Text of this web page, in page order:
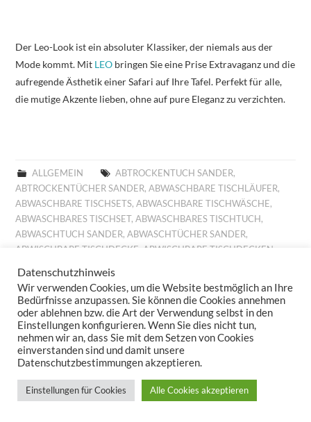
Der Leo-Look ist ein absoluter Klassiker, der niemals aus der
Mode kommt. Mit LEO bringen Sie eine Prise Extravaganz und die
aufregende Ästhetik einer Safari auf Ihre Tafel. Perfekt für alle,
die mutige Akzente lieben, ohne auf pure Eleganz zu verzichten.
ALLGEMEIN ABTROCKENTUCH SANDER,
ABTROCKENTÜCHER SANDER,ABWASCHBARE TISCHLÄUFER,
ABWASCHBARE TISCHSETS,ABWASCHBARE TISCHWÄSCHE,
ABWASCHBARES TISCHSET,ABWASCHBARES TISCHTUCH,
ABWASCHTUCH SANDER,ABWASCHTÜCHER SANDER,
ABWISCHBARE TISCHDECKE
ABWISCHBARE TISCHDECKEN
ABWISCHBARES TISCHTUCH
ALLROUND BASKET GOBELIN , AUFLEGER GOBELIN,BESTICKTE
WOLLKISSEN,BESTICKTES WOLLKISSEN,BILLIGE KISSEN,
BILLIGE TISCHDECKE,BILLIGE TISCHLÄUFER, BILLIGE
TISCHWÄSCHE,BILLIGES TISCHTUCH,BROTKORB FRÜHLING
BROTKORB HERBST,BROTKORB SANDER
DIGITALDRUCK FRÜHLING
TISCHDECKE,FESTLICHE TISCHDECKEN,FESTLICHE
TISCHTÜCHER,FESTLICHES TISCHTUCH,
Datenschutzhinweis
Wir verwenden Cookies, um die Website bestmöglich an Ihre
Bedürfnisse anzupassen. Sie können die Cookies annehmen
oder ablehnen bzw. die Art der Verwendung selbst in den
Einstellungen konfigurieren. Wenn Sie dies nicht tun,
nehmen wir an, dass Sie mit dem Setzen von Cookies
einverstanden sind und damit unsere
Datenschutzbestimmungen akzeptieren.
Einstellungen für Cookies Alle Cookies akzeptieren